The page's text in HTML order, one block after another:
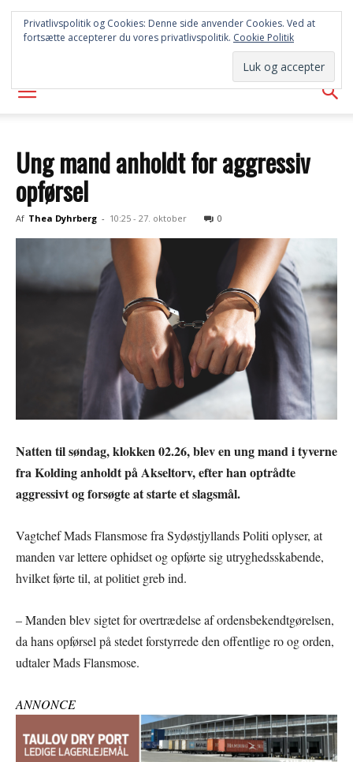
SYD
AVISEN
Ung mand anholdt for aggressiv
opførsel
Af Thea Dyhrberg - 10:25 - 27. oktober 0
Natten til søndag, klokken 02.26, blev en ung mand i tyverne
fra Kolding anholdt på Akseltorv, efter han optrådte
aggressivt og forsøgte at starte et slagsmål.
Vagtchef Mads Flansmose fra Sydøstjyllands Politi oplyser, at
manden var lettere ophidset og opførte sig utryghedsskabende,
hvilket førte til, at politiet greb ind.
– Manden blev sigtet for overtrædelse af ordensbekendtgørelsen,
da hans opførsel på stedet forstyrrede den offentlige ro og orden,
udtaler Mads Flansmose.
ANNONCE
Privatlivspolitik og Cookies: Denne side anvender Cookies. Ved at
fortsætte accepterer du vores privatlivspolitik. Cookie Politik